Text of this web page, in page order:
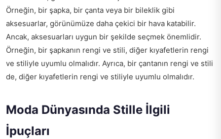
Örneğin, bir şapka, bir çanta veya bir bileklik gibi
aksesuarlar, görünümüze daha çekici bir hava katabilir.
Ancak, aksesuarları uygun bir şekilde seçmek önemlidir.
Örneğin, bir şapkanın rengi ve stili, diğer kıyafetlerin rengi
ve stiliyle uyumlu olmalıdır. Ayrıca, bir çantanın rengi ve stili
de, diğer kıyafetlerin rengi ve stiliyle uyumlu olmalıdır.
Moda Dünyasında Stille İlgili
İpuçları